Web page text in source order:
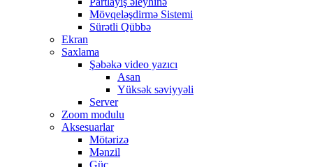
Mövqeləşdirmə Sistemi
Sürətli Qübbə
Ekran
Saxlama
Şəbəkə video yazıcı
Asan
Yüksək səviyyəli
Server
Zoom modulu
Aksesuarlar
Mötərizə
Mənzil
Güc